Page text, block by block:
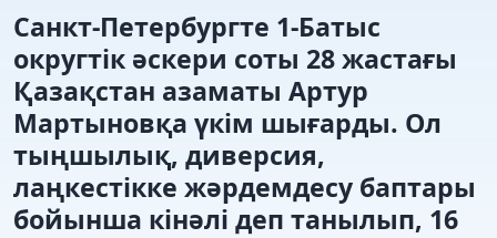
Санкт-Петербургте 1-Батыс
округтік әскери соты 28 жастағы
Қазақстан азаматы Артур
Мартыновқа үкім шығарды. Ол
тыңшылық, диверсия,
лаңкестікке жәрдемдесу баптары
бойынша кінәлі деп танылып, 16